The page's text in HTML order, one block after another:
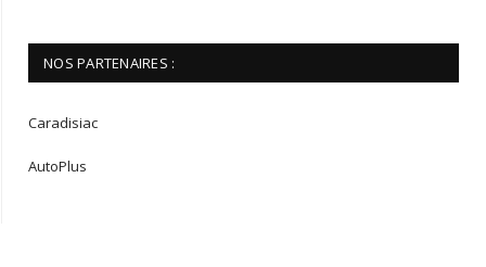
NOS PARTENAIRES :
Caradisiac
AutoPlus